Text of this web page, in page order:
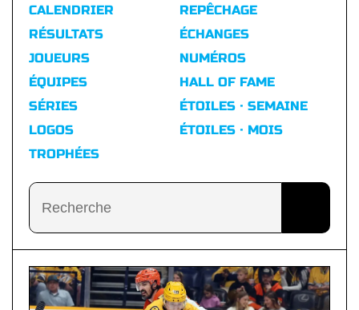
CALENDRIER
RÉSULTATS
REPÊCHAGE
ÉCHANGES
JOUEURS
ÉQUIPES
SÉRIES
LOGOS
TROPHÉES
NUMÉROS
HALL OF FAME
ÉTOILES · SEMAINE
ÉTOILES · MOIS